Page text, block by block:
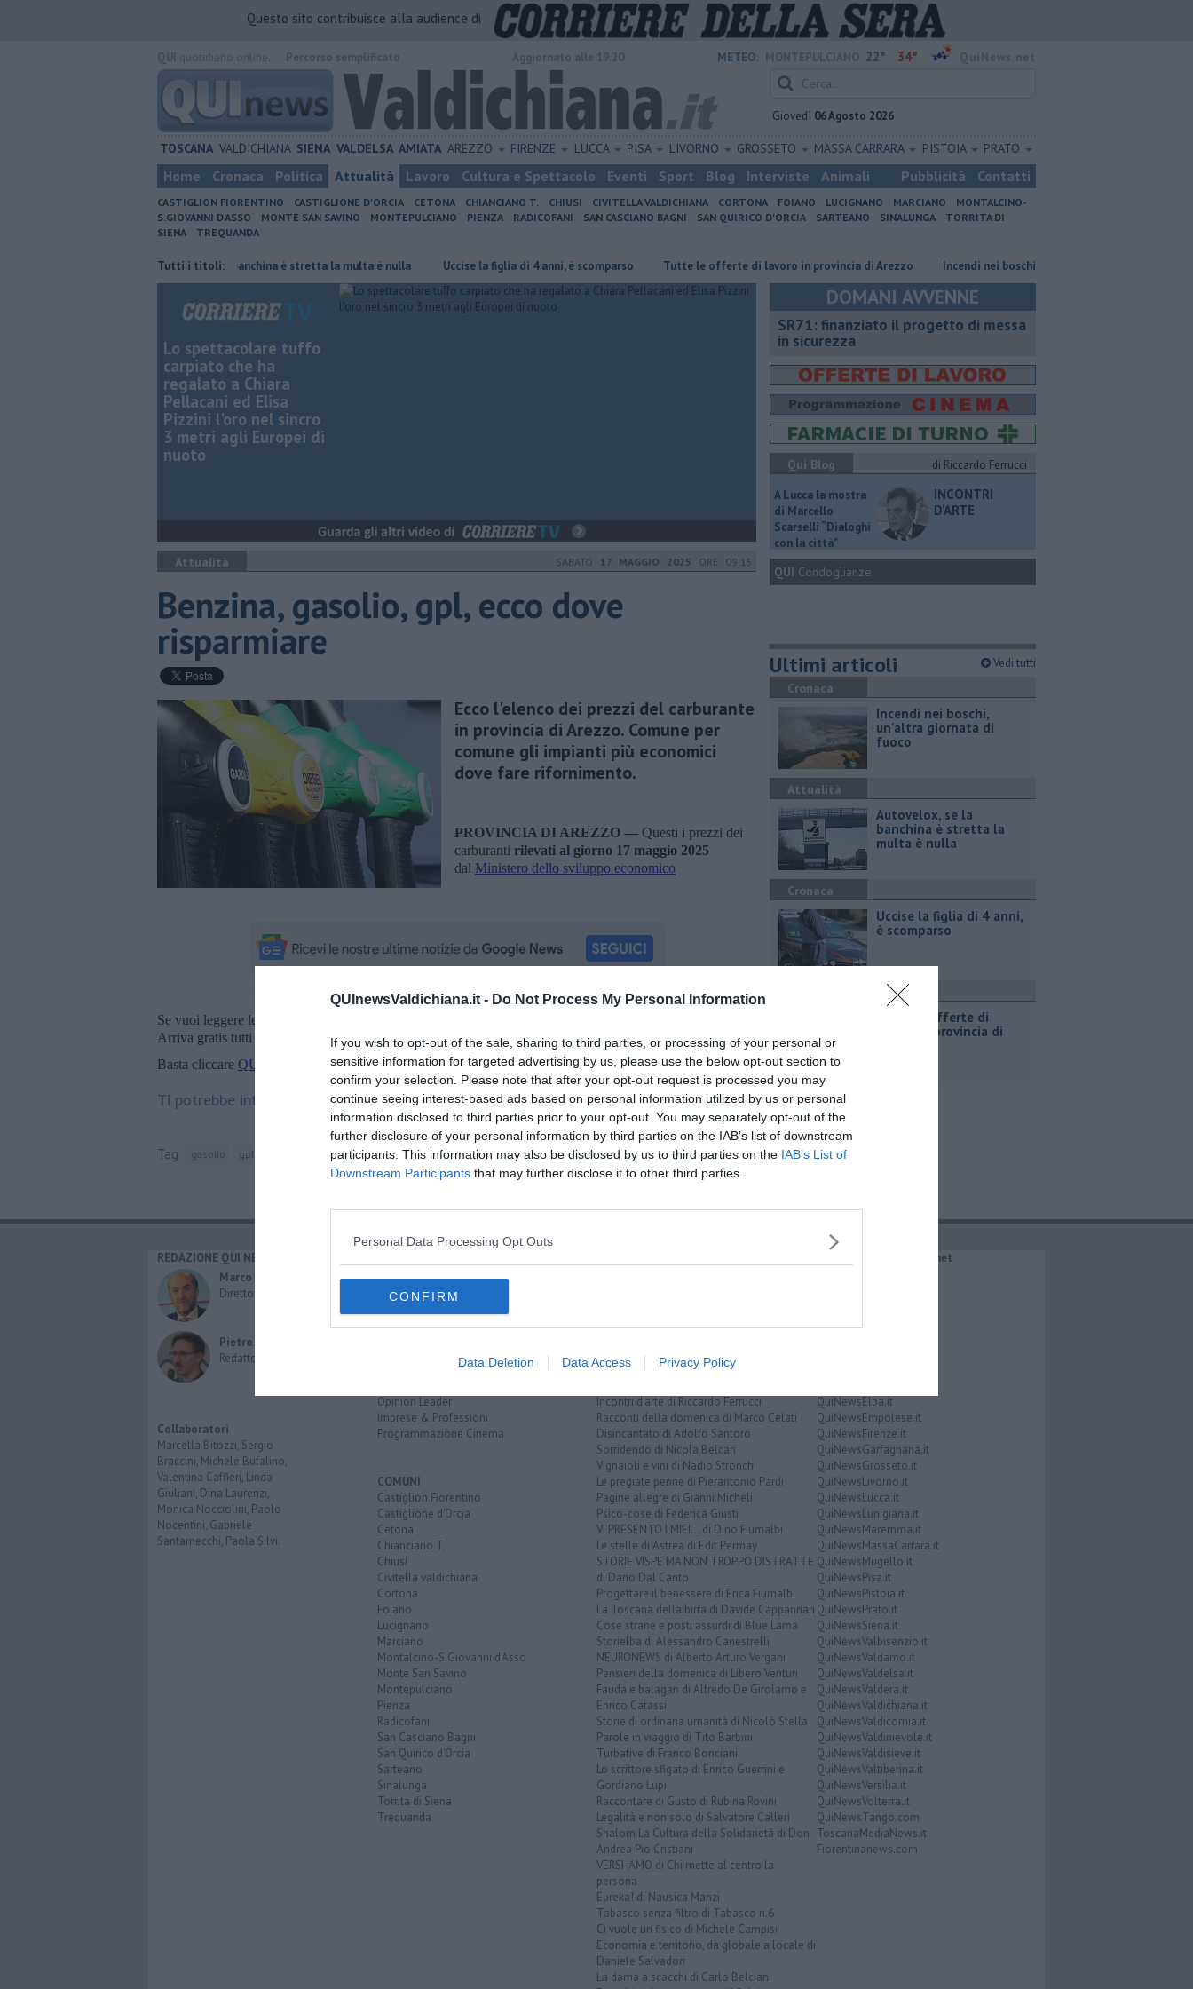
QUInewsValdichiana.it - Do Not Process My Personal Information
If you wish to opt-out of the sale, sharing to third parties, or processing of your personal or
sensitive information for targeted advertising by us, please use the below opt-out section to
confirm your selection. Please note that after your opt-out request is processed you may
continue seeing interest-based ads based on personal information utilized by us or personal
information disclosed to third parties prior to your opt-out. You may separately opt-out of the
further disclosure of your personal information by third parties on the IAB’s list of downstream
participants. This information may also be disclosed by us to third parties on the IAB’s List of
Downstream Participants that may further disclose it to other third parties.
Personal Data Processing Opt Outs
CONFIRM
Data Deletion Data Access Privacy Policy
Questo sito contribuisce alla audience di
METEO: 22° 34°
Giovedì 06 Agosto 2026
TOSCANA VALDICHIANA SIENA VALDELSA AMIATA AREZZO FIRENZE LUCCA PISA LIVORNO GROSSETO MASSA CARRARA PISTOIA PRATO
Home Cronaca Politica Attualità Lavoro Cultura e Spettacolo Eventi Sport Blog Interviste Animali Pubblicità Contatti
CASTIGLION FIORENTINO CASTIGLIONE D'ORCIA CETONA CHIANCIANO T. CHIUSI CIVITELLA VALDICHIANA CORTONA FOIANO LUCIGNANO MARCIANO
MONTALCINO-
S.GIOVANNI D'ASSO
MONTE SAN SAVINO MONTEPULCIANO PIENZA RADICOFANI SAN CASCIANO BAGNI SAN QUIRICO D'ORCIA SARTEANO SINALUNGA
TORRITA DI
SIENA
TREQUANDA
Tutti i titoli:
Autovelox, se la banchina è stretta la multa è nulla Uccise la figlia di 4 anni, è scomparso ​Tutte le offerte di lavoro in provincia di Arezzo Incendi nei boschi, un'altra giornata di fuoco
Lo spettacolare tuffo
carpiato che ha
regalato a Chiara
Pellacani ed Elisa
Pizzini l'oro nel sincro
3 metri agli Europei di
nuoto
Attualità SABATO 17 MAGGIO 2025 ORE 09:15
Benzina, gasolio, gpl, ecco dove
risparmiare
Ecco l'elenco dei prezzi del carburante
in provincia di Arezzo. Comune per
comune gli impianti più economici
dove fare rifornimento.
PROVINCIA DI AREZZO — Questi i prezzi dei
carburanti rilevati al giorno 17 maggio 2025
dal Ministero dello sviluppo economico
Se vuoi leggere le notizie principali della Toscana iscriviti alla
Arriva gratis tutti i giorni alle 20:00 direttamente nella tua casella di posta.
Basta cliccare QUI
Ti potrebbe interessare anche:
Tag gasolio gpl provincia di arezzo ministero dello sviluppo economico
DOMANI AVVENNE
SR71: finanziato il progetto di messa
in sicurezza
Qui Blog
di Riccardo Ferrucci
A Lucca la mostra
di Marcello
Scarselli “Dialoghi
con la città"
INCONTRI
D'ARTE
QUI Condoglianze
Ultimi articoli Vedi tutti
Cronaca
Incendi nei boschi,
un'altra giornata di
fuoco
Attualità
Autovelox, se la
banchina è stretta la
multa è nulla
Cronaca
Uccise la figlia di 4 anni,
è scomparso
​Tutte le offerte di
lavoro in provincia di
REDAZIONE QUI NEWS
Marco Migli
Direttore Responsabile
Pietro Mattonai
Redattore
Collaboratori
Marcella Bitozzi, Sergio
Braccini, Michele Bufalino,
Valentina Caffieri, Linda
Giuliani, Dina Laurenzi,
Monica Nocciolini, Paolo
Nocentini, Gabriele
Santarnecchi, Paola Silvi.
Politica
Attualità
Opinion Leader
Imprese & Professioni
Programmazione Cinema
COMUNI
Castiglion Fiorentino
Castiglione d'Orcia
Cetona
Chianciano T.
Chiusi
Civitella valdichiana
Cortona
Foiano
Lucignano
Marciano
Montalcino-S.Giovanni d'Asso
Monte San Savino
Montepulciano
Pienza
Radicofani
San Casciano Bagni
San Quirico d'Orcia
Sarteano
Sinalunga
Torrita di Siena
Trequanda
Toscani in TV
Incontri d'arte di Riccardo Ferrucci
Racconti della domenica di Marco Celati
Disincantato di Adolfo Santoro
Sorridendo di Nicola Belcari
Vignaioli e vini di Nadio Stronchi
Le pregiate penne di Pierantonio Pardi
Pagine allegre di Gianni Micheli
Psico-cose di Federica Giusti
VI PRESENTO I MIEI... di Dino Fiumalbi
Le stelle di Astrea di Edit Permay
STORIE VISPE MA NON TROPPO DISTRATTE
di Dario Dal Canto
Progettare il benessere di Erica Fiumalbi
La Toscana della birra di Davide Cappannari
Cose strane e posti assurdi di Blue Lama
Storielba di Alessandro Canestrelli
NEURONEWS di Alberto Arturo Vergani
Pensieri della domenica di Libero Venturi
Fauda e balagan di Alfredo De Girolamo e
Enrico Catassi
Storie di ordinaria umanità di Nicolò Stella
Parole in viaggio di Tito Barbini
Turbative di Franco Bonciani
Lo scrittore sfigato di Enrico Guerrini e
Gordiano Lupi
Raccontare di Gusto di Rubina Rovini
Legalità e non solo di Salvatore Calleri
Shalom La Cultura della Solidarietà di Don
Andrea Pio Cristiani
VERSI-AMO di Chi mette al centro la
persona
Eureka! di Nausica Manzi
Tabasco senza filtro di Tabasco n.6
Ci vuole un fisico di Michele Campisi
Economia e territorio, da globale a locale di
Daniele Salvadori
La dama a scacchi di Carlo Belciani
IL NETWORK QuiNews.net
QuiNewsElba.it
QuiNewsEmpolese.it
QuiNewsFirenze.it
QuiNewsGarfagnana.it
QuiNewsGrosseto.it
QuiNewsLivorno.it
QuiNewsLucca.it
QuiNewsLunigiana.it
QuiNewsMaremma.it
QuiNewsMassaCarrara.it
QuiNewsMugello.it
QuiNewsPisa.it
QuiNewsPistoia.it
QuiNewsPrato.it
QuiNewsSiena.it
QuiNewsValbisenzio.it
QuiNewsValdarno.it
QuiNewsValdelsa.it
QuiNewsValdera.it
QuiNewsValdichiana.it
QuiNewsValdicornia.it
QuiNewsValdinievole.it
QuiNewsValdisieve.it
QuiNewsValtiberina.it
QuiNewsVersilia.it
QuiNewsVolterra.it
QuiNewsTango.com
ToscanaMediaNews.it
Fiorentinanews.com